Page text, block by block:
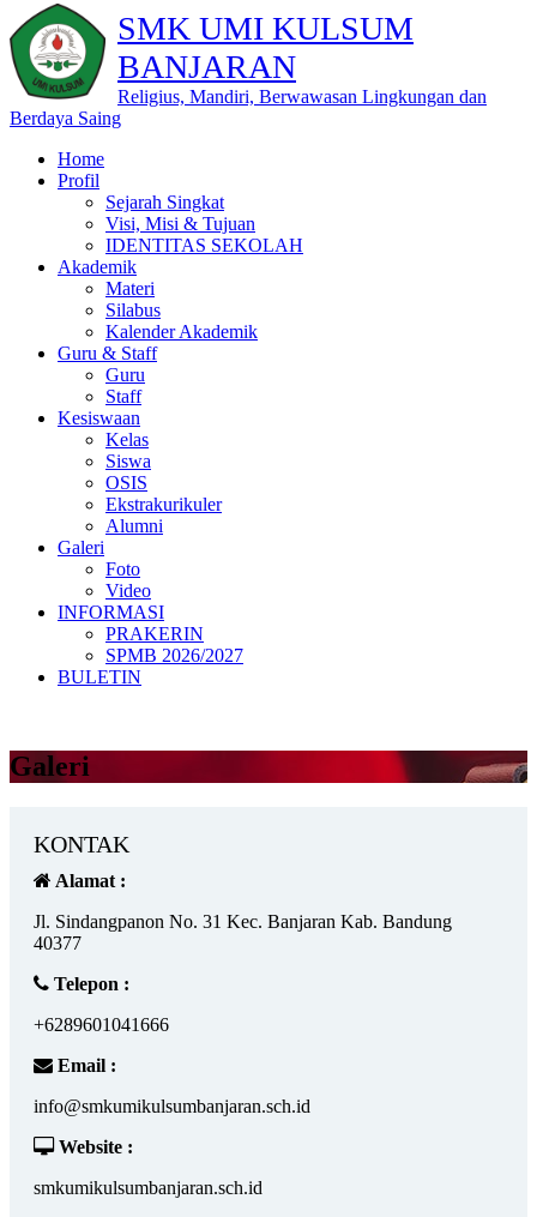
SMK UMI KULSUM
BANJARAN
Religius, Mandiri, Berwawasan Lingkungan dan
Berdaya Saing
Home
Profil
Sejarah Singkat
Visi, Misi & Tujuan
IDENTITAS SEKOLAH
Akademik
Materi
Silabus
Kalender Akademik
Guru & Staff
Guru
Staff
Kesiswaan
Kelas
Siswa
OSIS
Ekstrakurikuler
Alumni
Galeri
Foto
Video
INFORMASI
PRAKERIN
SPMB 2026/2027
BULETIN
Galeri
KONTAK
Alamat :
Jl. Sindangpanon No. 31 Kec. Banjaran Kab. Bandung
40377
Telepon :
+6289601041666
Email :
info@smkumikulsumbanjaran.sch.id
Website :
smkumikulsumbanjaran.sch.id